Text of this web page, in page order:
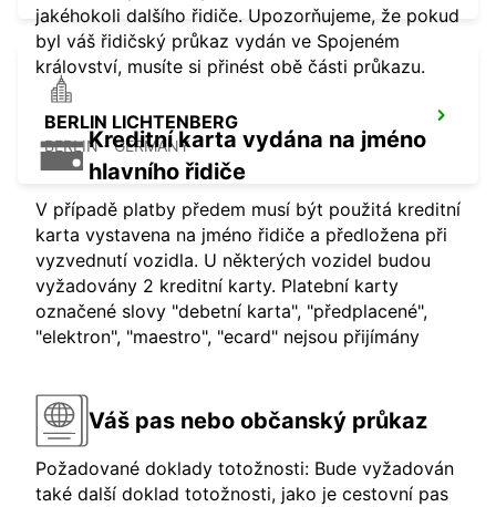
BERLIN LICHTENBERG
BERLIN - GERMANY
jakéhokoli dalšího řidiče. Upozorňujeme, že pokud
byl váš řidičský průkaz vydán ve Spojeném
království, musíte si přinést obě části průkazu.
Kreditní karta vydána na jméno
hlavního řidiče
V případě platby předem musí být použitá kreditní
karta vystavena na jméno řidiče a předložena při
vyzvednutí vozidla. U některých vozidel budou
vyžadovány 2 kreditní karty. Platební karty
označené slovy "debetní karta", "předplacené",
"elektron", "maestro", "ecard" nejsou přijímány
Váš pas nebo občanský průkaz
Požadované doklady totožnosti: Bude vyžadován
také další doklad totožnosti, jako je cestovní pas